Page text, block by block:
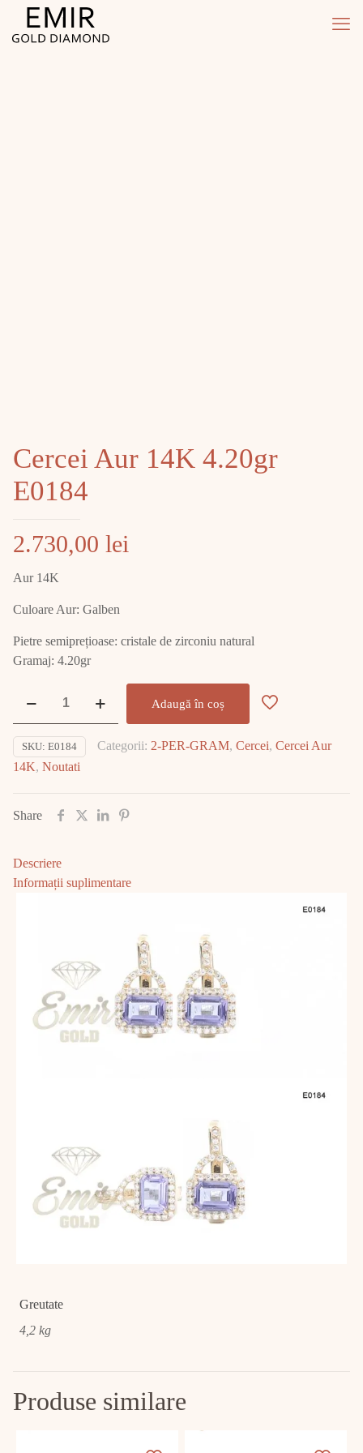
Cercei Aur 14K 4.20gr
E0184
2.730,00 lei
Aur 14K
Culoare Aur: Galben
Pietre semiprețioase: cristale de zirconiu natural
Gramaj: 4.20gr
14K
4.20gr
Adaugă în coș
SKU: E0184 Categorii: 2-PER-GRAM, Cercei, Cercei Aur
14K, Noutati
Share
Descriere
Informații suplimentare
Greutate
4,2 kg
Produse similare